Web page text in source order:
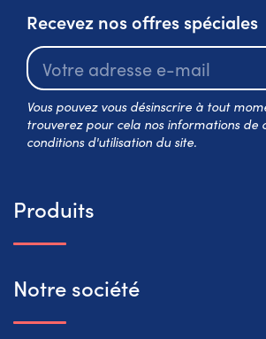
Recevez nos offres spéciales
Vous pouvez vous désinscrire à tout
trouverez pour cela nos informations de
conditions d'utilisation du site.
Produits
Notre société